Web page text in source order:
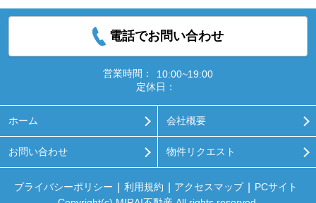
電話でお問い合わせ
営業時間：
10:00~19:00
定休日：
ホーム 会社概要
お問い合わせ 物件リクエスト
プライバシーポリシー 利用規約 アクセスマップ
PCサイト